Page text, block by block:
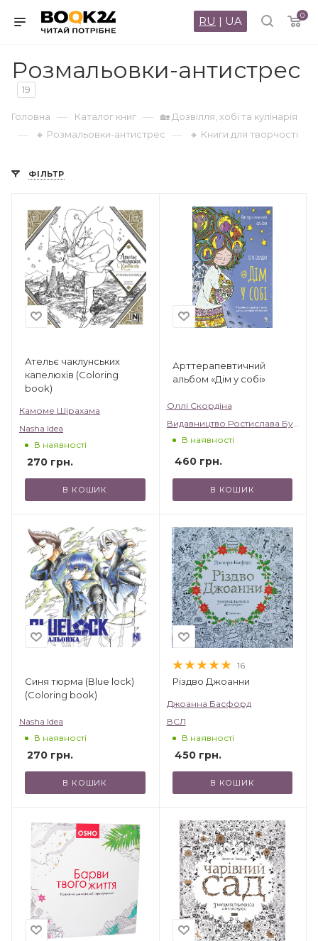
0
RU | UA
Розмальовки-антистрес
19
Головна — Каталог книг — 🏡 Дозвілля, хобі та кулінарія
— 🔸 Розмальовки-антистрес — 🔸 Книги для творчості
ФІЛЬТР
Ательє чаклунських
капелюхів (Coloring
book)
Камоме Шірахама
Nasha Idea
В наявності
270 грн.
В КОШИК
Арттерапевтичний
альбом «Дім у собі»
Оллі Скордіна
Видавництво Ростислава Бурлаки
В наявності
460грн.
В КОШИК
Синя тюрма (Blue lock)
(Coloring book)
Nasha Idea
В наявності
270 грн.
В КОШИК
16
Різдво Джоанни
Джоанна Басфорд
ВСЛ
В наявності
450грн.
В КОШИК